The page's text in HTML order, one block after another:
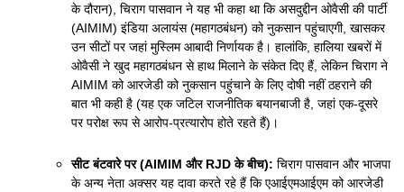
के दौरान), चिराग पासवान ने यह भी कहा था कि असदुद्दीन ओवैसी की पार्टी
(AIMIM) इंडिया अलायंस (महागठबंधन) को नुकसान पहुंचाएगी, खासकर
उन सीटों पर जहां मुस्लिम आबादी निर्णायक है। हालांकि, हालिया खबरों में
ओवैसी ने खुद महागठबंधन से हाथ मिलाने के संकेत दिए हैं, लेकिन चिराग ने
AIMIM को आरजेडी को नुकसान पहुंचाने के लिए दोषी नहीं ठहराने की
बात भी कही है (यह एक जटिल राजनीतिक बयानबाजी है, जहां एक-दूसरे
पर परोक्ष रूप से आरोप-प्रत्यारोप होते रहते हैं)।
सीट बंटवारे पर (AIMIM और RJD के बीच): चिराग पासवान और भाजपा
के अन्य नेता अक्सर यह दावा करते रहे हैं कि एआईएमआईएम को आरजेडी